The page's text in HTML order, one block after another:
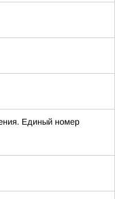
Единый номер